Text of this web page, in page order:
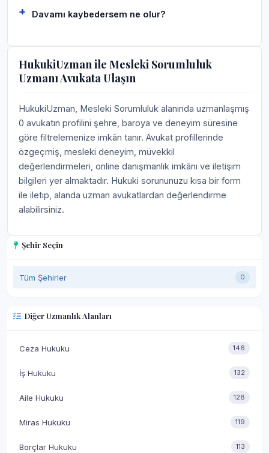
Şehir Seçin
Tüm Şehirler 0
Diğer Uzmanlık Alanları
Ceza Hukuku 146
İş Hukuku 132
Aile Hukuku 128
Miras Hukuku 119
Borçlar Hukuku 113
Davamı kaybedersem ne olur?
HukukiUzman ile Mesleki Sorumluluk
Uzmanı Avukata Ulaşın
HukukiUzman, Mesleki Sorumluluk alanında uzmanlaşmış
0 avukatın profilini şehre, baroya ve deneyim süresine
göre filtrelemenize imkân tanır. Avukat profillerinde
özgeçmiş, mesleki deneyim, müvekkil
değerlendirmeleri, online danışmanlık imkânı ve iletişim
bilgileri yer almaktadır. Hukuki sorununuzu kısa bir form
ile iletip, alanda uzman avukatlardan değerlendirme
alabilirsiniz.